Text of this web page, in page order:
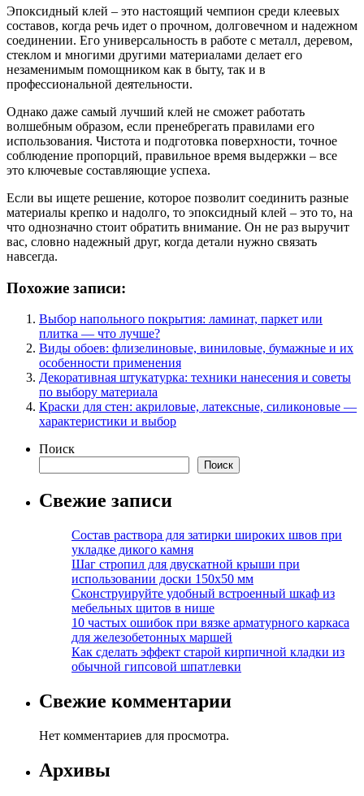
Эпоксидный клей – это настоящий чемпион среди клеевых
составов, когда речь идет о прочном, долговечном и надежном
соединении. Его универсальность в работе с металл, деревом,
стеклом и многими другими материалами делает его
незаменимым помощником как в быту, так и в
профессиональной деятельности.
Однако даже самый лучший клей не сможет работать
волшебным образом, если пренебрегать правилами его
использования. Чистота и подготовка поверхности, точное
соблюдение пропорций, правильное время выдержки – все
это ключевые составляющие успеха.
Если вы ищете решение, которое позволит соединить разные
материалы крепко и надолго, то эпоксидный клей – это то, на
что однозначно стоит обратить внимание. Он не раз выручит
вас, словно надежный друг, когда детали нужно связать
навсегда.
Похожие записи:
Выбор напольного покрытия: ламинат, паркет или
плитка — что лучше?
Виды обоев: флизелиновые, виниловые, бумажные и их
особенности применения
Декоративная штукатурка: техники нанесения и советы
по выбору материала
Краски для стен: акриловые, латексные, силиконовые —
характеристики и выбор
Поиск
Поиск
Свежие записи
Состав раствора для затирки широких швов при
укладке дикого камня
Шаг стропил для двускатной крыши при
использовании доски 150х50 мм
Сконструируйте удобный встроенный шкаф из
мебельных щитов в нише
10 частых ошибок при вязке арматурного каркаса
для железобетонных маршей
Как сделать эффект старой кирпичной кладки из
обычной гипсовой шпатлевки
Свежие комментарии
Нет комментариев для просмотра.
Архивы